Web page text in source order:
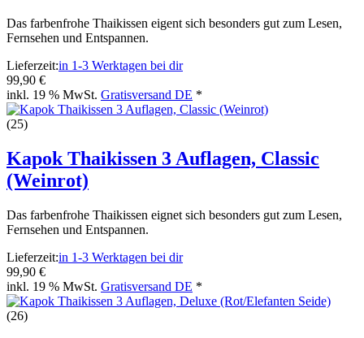
Das farbenfrohe Thaikissen eigent sich besonders gut zum Lesen,
Fernsehen und Entspannen.
Lieferzeit:in 1-3 Werktagen bei dir
99,90 €
inkl. 19 % MwSt. Gratisversand DE *
(25)
Kapok Thaikissen 3 Auflagen, Classic
(Weinrot)
Das farbenfrohe Thaikissen eignet sich besonders gut zum Lesen,
Fernsehen und Entspannen.
Lieferzeit:in 1-3 Werktagen bei dir
99,90 €
inkl. 19 % MwSt. Gratisversand DE *
(26)